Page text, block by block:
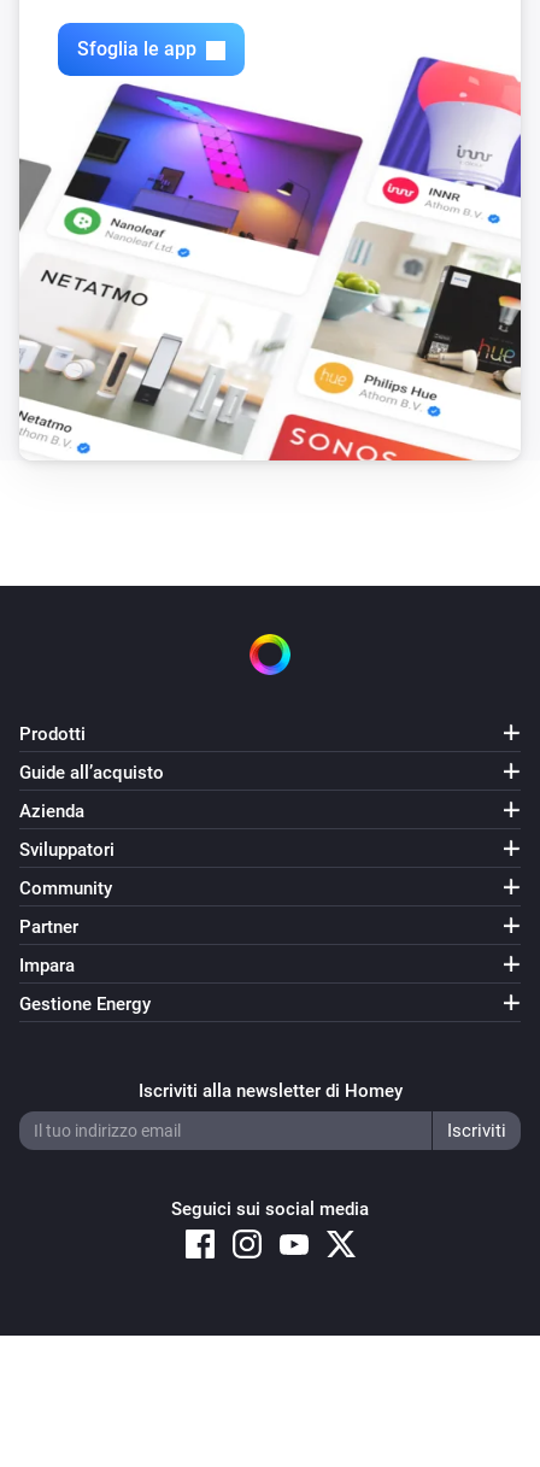
Sfoglia le app
Prodotti
Guide all’acquisto
Azienda
Sviluppatori
Community
Partner
Impara
Gestione Energy
Iscriviti alla newsletter di Homey
Seguici sui social media